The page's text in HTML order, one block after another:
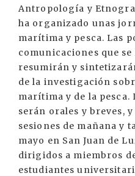
Antropología y
ha organizado unas
marítima y pesca. Las
comunicaciones que
resumirán y
de la investigación
marítima y de la pesca.
serán orales y breves,
sesiones de mañana y
mayo en San Juan de
dirigidos a miembros
estudiantes